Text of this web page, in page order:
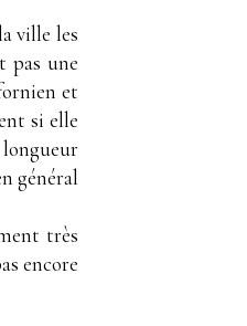
ville les
pas une
et
si elle
général
très
encore